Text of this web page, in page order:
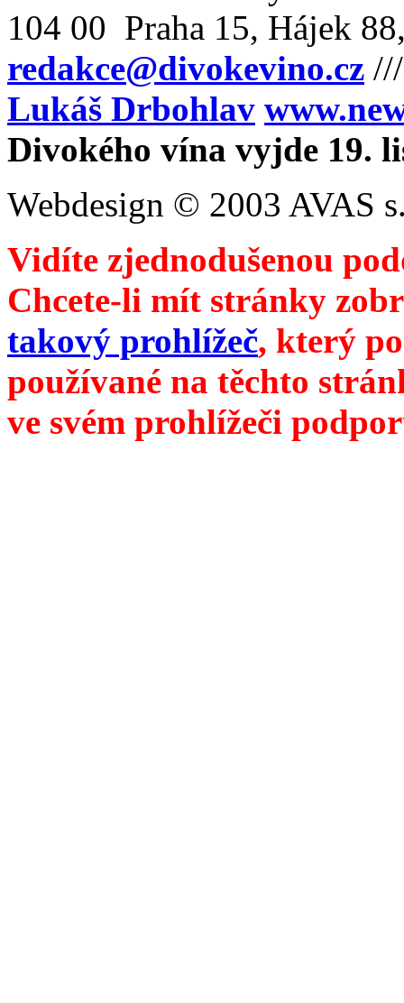
104 00 Praha 15, Hájek
redakce@divokevino.cz
Lukáš Drbohlav
Divokého vína vyjde 19.
Webdesign © 2003 AVAS
Vidíte zjednodušenou
Chcete-li mít stránky
takový prohlížeč, který
používané na těchto
ve svém prohlížeči